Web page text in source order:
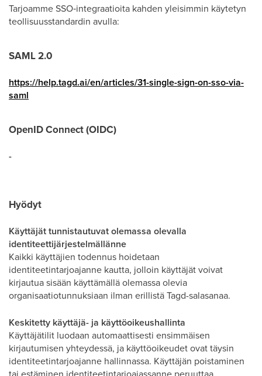
Tarjoamme SSO‑integraatioita kahden yleisimmin käytetyn
teollisuusstandardin avulla:
SAML 2.0
https://help.tagd.ai/en/articles/31-single-sign-on-sso-via-
saml
OpenID Connect (OIDC)
-
Hyödyt
Käyttäjät tunnistautuvat olemassa olevalla
identiteettijärjestelmällänne
Kaikki käyttäjien todennus hoidetaan
identiteetintarjoajanne kautta, jolloin käyttäjät voivat
kirjautua sisään käyttämällä olemassa olevia
organisaatiotunnuksiaan ilman erillistä Tagd-salasanaa.
Keskitetty käyttäjä- ja käyttöoikeushallinta
Käyttäjätilit luodaan automaattisesti ensimmäisen
kirjautumisen yhteydessä, ja käyttöoikeudet ovat täysin
identiteetintarjoajanne hallinnassa. Käyttäjän poistaminen